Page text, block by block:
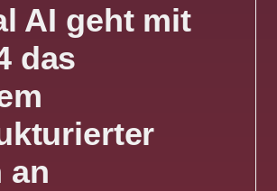
AI geht mit
das
an